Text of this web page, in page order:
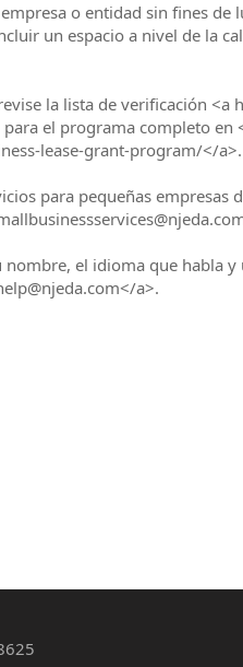
o entidad sin fines
un espacio a nivel de la
la lista de verificación
el programa completo
lease-grant-program/</a>.
para pequeñas empresas
nombre, el idioma que habla
a>.